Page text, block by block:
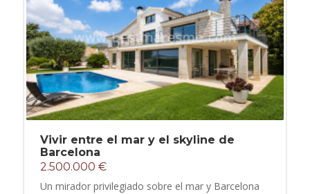
Vivir entre el mar y el skyline de
Barcelona
2.500.000 €
Un mirador privilegiado sobre el mar y Barcelona